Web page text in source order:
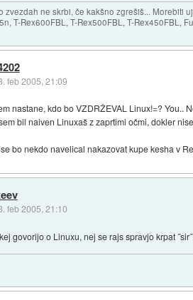
zvezdah ne skrbi, če kakšno zgrešiš... Morebiti
T-Rex600FBL, T-Rex500FBL, T-Rex450FBL,
feb 2005, 21:09
nastane, kdo bo VZDRŽEVAL Linux!=? You..
bil naiven Linuxaš z zaprtimi očmi, dokler
bo nekdo navelical nakazovat kupe kesha v
feb 2005, 21:10
govorijo o Linuxu, nej se rajs spravjo krpat